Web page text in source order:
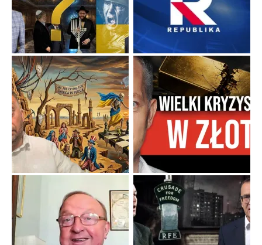
Niewygodne kulisy alpejskiego objawienia
Watykan woli skupiać się na łagodnym wizerunku Maryi,
ukrywając przed światem pełną i bardziej surową treść jej
orędzia....
Popularne